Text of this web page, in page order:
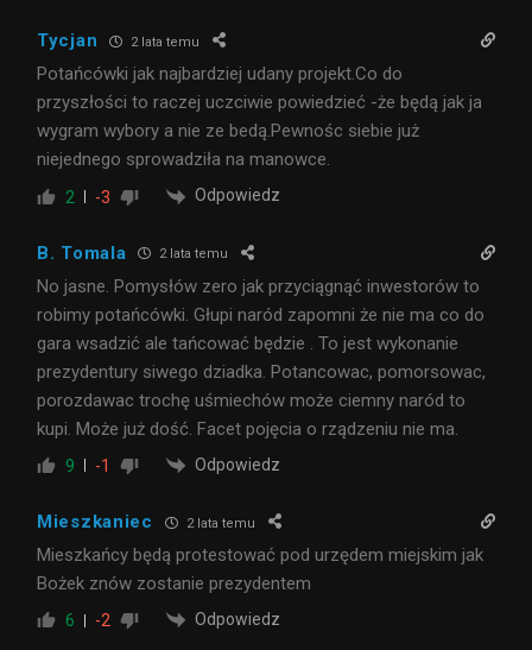
Tycjan 2 lata temu
Potańcówki jak najbardziej udany projekt.Co do
przyszłości to raczej uczciwie powiedzieć -że będą jak ja
wygram wybory a nie ze bedą.Pewnośc siebie już
niejednego sprowadziła na manowce.
2 -3 Odpowiedz
B. Tomala 2 lata temu
No jasne. Pomysłów zero jak przyciągnąć inwestorów to
robimy potańcówki. Głupi naród zapomni że nie ma co do
gara wsadzić ale tańcować będzie . To jest wykonanie
prezydentury siwego dziadka. Potancowac, pomorsowac,
porozdawac trochę uśmiechów może ciemny naród to
kupi. Może już dość. Facet pojęcia o rządzeniu nie ma.
9 -1 Odpowiedz
Mieszkaniec 2 lata temu
Mieszkańcy będą protestować pod urzędem miejskim jak
Bożek znów zostanie prezydentem
6 -2 Odpowiedz